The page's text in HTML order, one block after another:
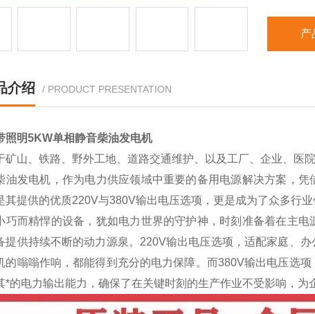
产
介绍 / PRODUCT PRESENTATION
照明5KW单相静音柴油发电机
矿山、铁路、野外工地、道路交通维护、以及工厂、企业、医
油发电机，作为电力供应领域中重要的备用电源解决方案，
其提供的优质220V与380V输出电压选项，更是成为了众多行
巧而精悍的设备，犹如电力世界的守护神，时刻准备着在主
提供持续不断的动力源泉。220V输出电压选项，适配家庭、
的嗡嗡作响，都能得到充分的电力保障。而380V输出电压选
*的电力输出能力，确保了在关键时刻的生产作业不受影响，为